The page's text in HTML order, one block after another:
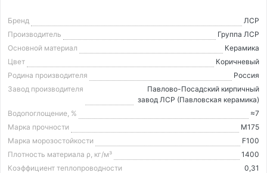
Бренд
ЛСР
Производитель
Группа ЛСР
Основной материал
Керамика
Цвет
Коричневый
Родина производителя
Россия
Завод производителя
Павлово-Посадский кирпичный
завод ЛСР (Павловская керамика)
Водопоглощение, %
≈7
Марка прочности
М175
Марка морозостойкости
F100
Плотность материала ρ, кг/м³
1400
Коэффициент теплопроводности
0,31